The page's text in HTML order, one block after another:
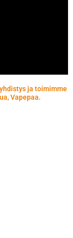
ja toimimme
Vapepaa.